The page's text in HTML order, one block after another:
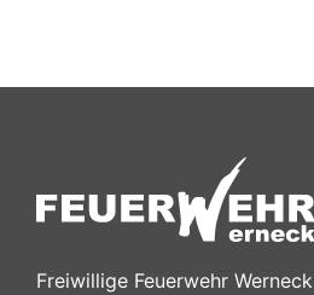
Freiwillige Feuerwehr Werneck